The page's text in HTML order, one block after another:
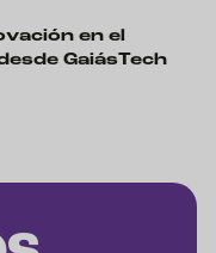
en el
GaiásTech